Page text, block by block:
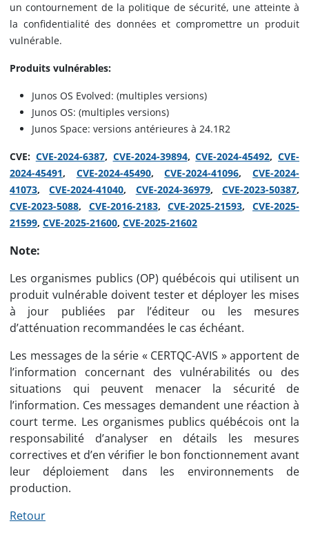
un contournement de la politique de sécurité, une atteinte à
la confidentialité des données et compromettre un produit
vulnérable.
Produits vulnérables:
Junos OS Evolved: (multiples versions)
Junos OS: (multiples versions)
Junos Space: versions antérieures à 24.1R2
CVE: CVE-2024-6387, CVE-2024-39894,CVE-2024-45492, CVE-
2024-45491, CVE-2024-45490,CVE-2024-41096,CVE-2024-
41073,CVE-2024-41040, CVE-2024-36979,CVE-2023-50387,
CVE-2023-5088, CVE-2016-2183,CVE-2025-21593,CVE-2025-
21599, CVE-2025-21600, CVE-2025-21602
Note:
Les organismes publics (OP) québécois qui utilisent un
produit vulnérable doivent tester et déployer les mises
à jour publiées par l’éditeur ou les mesures
d’atténuation recommandées le cas échéant.
Les messages de la série « CERTQC-AVIS » apportent de
l’information concernant des vulnérabilités ou des
situations qui peuvent menacer la sécurité de
l’information. Ces messages demandent une réaction à
court terme. Les organismes publics québécois ont la
responsabilité d’analyser en détails les mesures
correctives et d’en vérifier le bon fonctionnement avant
leur déploiement dans les environnements de
production.
Retour